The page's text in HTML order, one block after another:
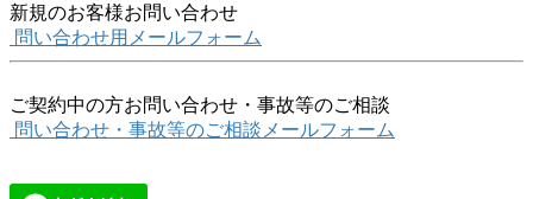
新規のお客様お問い合わせ
問い合わせ用メールフォーム
ご契約中の方お問い合わせ・事故等のご相談
問い合わせ・事故等のご相談メールフォーム